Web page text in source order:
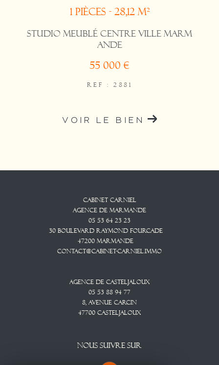
1 pièces - 28,12 m²
Studio meublé Centre ville Marm
ande
55 000 €
REF : 2881
VOIR LE BIEN
Cabinet CARNIEL
Agence De Marmande
05 53 64 23 23
30 Boulevard Raymond Fourcade
47200
Marmande
contact@cabinet-carniel.immo
Agence De Casteljaloux
05 53 88 94 77
8, Avenue CARCIN
47700
CASTELJALOUX
NOUS SUIVRE SUR